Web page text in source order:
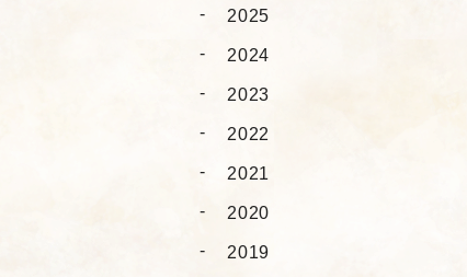
2025
2024
2023
2022
2021
2020
2019